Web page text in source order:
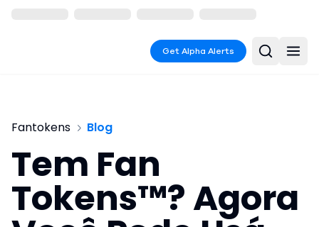
Get Alpha Alerts
Fantokens Blog
Tem Fan
Tokens™? Agora